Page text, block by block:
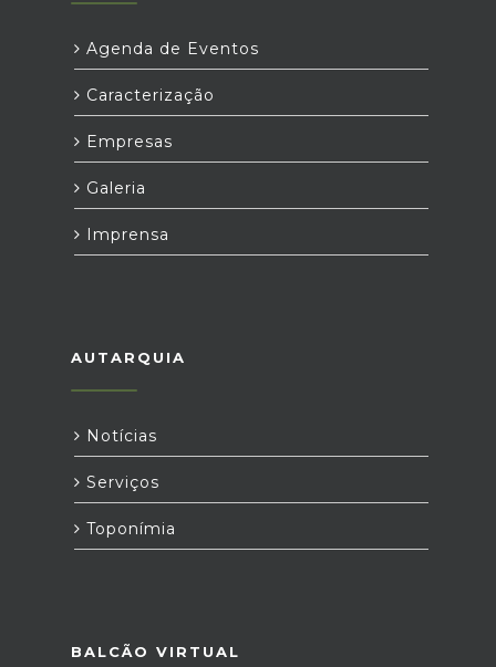
Agenda de Eventos
Caracterização
Empresas
Galeria
Imprensa
AUTARQUIA
Notícias
Serviços
Toponímia
BALCÃO VIRTUAL